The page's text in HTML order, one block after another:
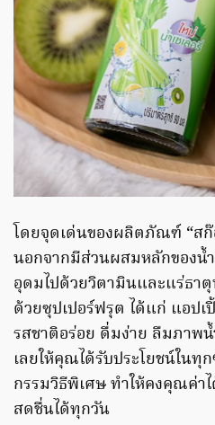
โดยจุดเด่นของผลิตภัณฑ์ “สก๊
นอกจากมีส่วนผสมหลักของน้
อุดมไปด้วยวิตามินและแร่ธ
ด้วยซุปเปอร์ฟรุต ได้แก่ แอปเ
รสชาติอร่อย ดื่มง่าย ลืมภาพน้
เลยให้คุณได้รับประโยชน์ในทุ
กรรมวิธีพิเศษ ทำให้คงคุณค่า
สดชื่นได้ทุกวัน